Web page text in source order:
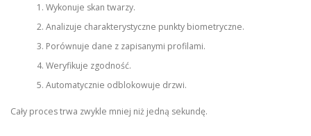
Wykonuje skan twarzy.
Analizuje charakterystyczne punkty biometryczne.
Porównuje dane z zapisanymi profilami.
Weryfikuje zgodność.
Automatycznie odblokowuje drzwi.
Cały proces trwa zwykle mniej niż jedną sekundę.